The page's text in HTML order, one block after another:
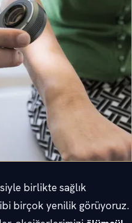
birlikte sağlık
birçok yenilik görüyoruz.